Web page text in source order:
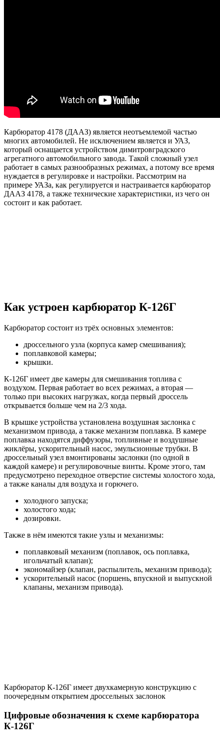
Карбюратор 4178 (ДААЗ) является неотъемлемой частью
многих автомобилей. Не исключением является и УАЗ,
который оснащается устройством димитровградского
агрегатного автомобильного завода. Такой сложный узел
работает в самых разнообразных режимах, а потому все время
нуждается в регулировке и настройки. Рассмотрим на
примере УАЗа, как регулируется и настраивается карбюратор
ДААЗ 4178, а также технические характеристики, из чего он
состоит и как работает.
Как устроен карбюратор К-126Г
Карбюратор состоит из трёх основных элементов:
дроссельного узла (корпуса камер смешивания);
поплавковой камеры;
крышки.
К-126Г имеет две камеры для смешивания топлива с
воздухом. Первая работает во всех режимах, а вторая —
только при высоких нагрузках, когда первый дроссель
открывается больше чем на 2/3 хода.
В крышке устройства установлена воздушная заслонка с
механизмом привода, а также механизм поплавка. В камере
поплавка находятся диффузоры, топливные и воздушные
жиклёры, ускорительный насос, эмульсионные трубки. В
дроссельный узел вмонтированы заслонки (по одной в
каждой камере) и регулировочные винты. Кроме этого, там
предусмотрено переходное отверстие системы холостого хода,
а также каналы для воздуха и горючего.
холодного запуска;
холостого хода;
дозировки.
Также в нём имеются такие узлы и механизмы:
поплавковый механизм (поплавок, ось поплавка,
игольчатый клапан);
экономайзер (клапан, распылитель, механизм привода);
ускорительный насос (поршень, впускной и выпускной
клапаны, механизм привода).
Карбюратор К-126Г имеет двухкамерную конструкцию с
поочередным открытием дроссельных заслонок
Цифровые обозначения к схеме карбюратора
К-126Г